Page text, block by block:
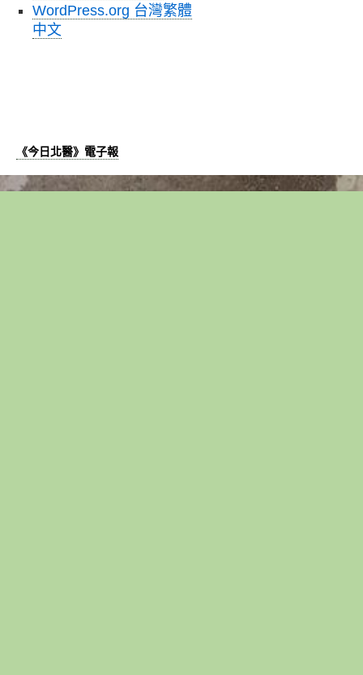
中
WordPress.org 台灣繁體
中文
《今日北醫》電子報